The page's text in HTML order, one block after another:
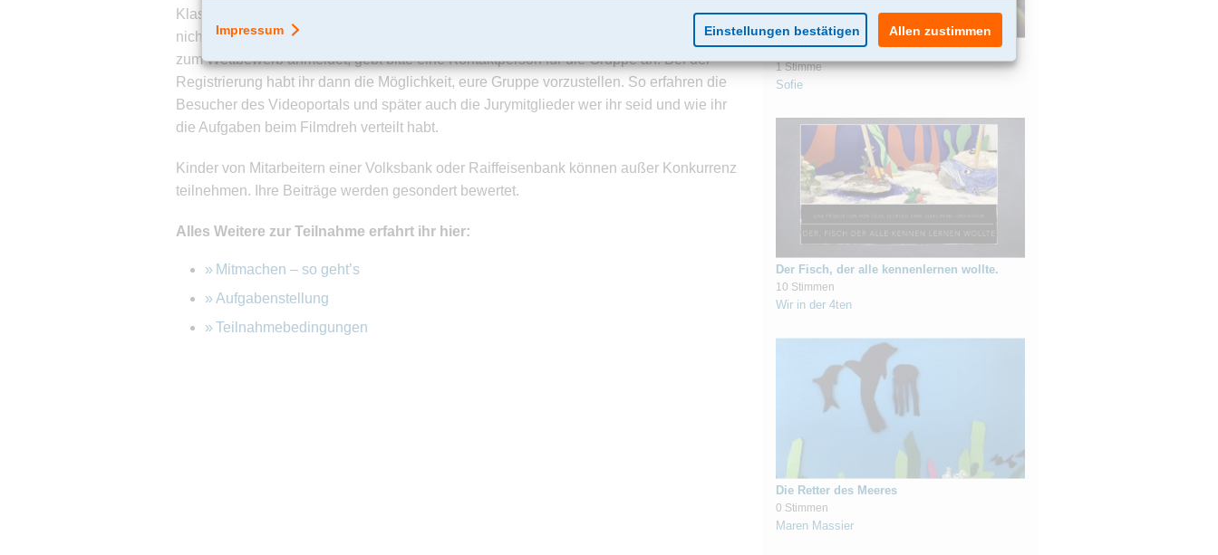
Klasse oder der Film-AG – erstellt werden. Wichtig ist nur, dass der Film im Format MP4
nicht länger als 10 Minuten und nicht größer als 500 MB ist. Wenn ihr euch als Gruppe
zum Wettbewerb anmeldet, gebt bitte eine Kontaktperson für die Gruppe an. Bei der
Registrierung habt ihr dann die Möglichkeit, eure Gruppe vorzustellen. So erfahren die
Besucher des Videoportals und später auch die Jurymitglieder wer ihr seid und wie ihr
die Aufgaben beim Filmdreh verteilt habt.
Kinder von Mitarbeitern einer Volksbank oder Raiffeisenbank können außer Konkurrenz
teilnehmen. Ihre Beiträge werden gesondert bewertet.
Alles Weitere zur Teilnahme erfahrt ihr hier:
Mitmachen – so geht’s
Aufgabenstellung
Teilnahmebedingungen
We made this mess, now we have to fix it.
1 Stimme
Sofie
Der Fisch, der alle kennenlernen wollte.
10 Stimmen
Wir in der 4ten
Die Retter des Meeres
0 Stimmen
Maren Massier